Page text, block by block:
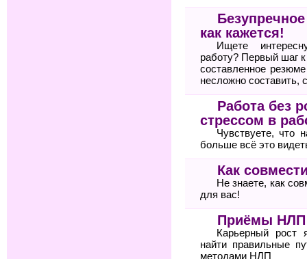
как кажется!
Ищете
работу? Первый шаг
составленное
несложно составить,
Работа без
стрессом в
Чувствуете, что
больше всё это
Как
Не знаете, как
для вас!
Приёмы НЛП
Карьерный рост
найти правильные
методами НЛП